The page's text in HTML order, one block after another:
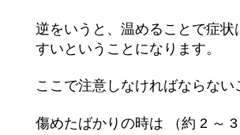
逆をいうと、温めることで症状
すいということになります。
ここで注意しなければならない
傷めたばかりの時は （約 2 ～ 3